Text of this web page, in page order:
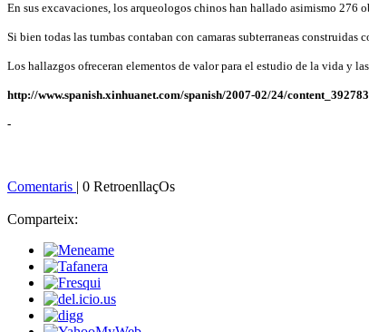
En sus excavaciones, los arqueologos chinos han hallado asimismo 276
Si bien todas las tumbas contaban con camaras subterraneas
Los hallazgos ofreceran elementos de valor para el estudio de la vida y
http://www.spanish.xinhuanet.com/spanish/2007-02/24/
-
Comentaris | 0 RetroenllaçOs
Comparteix: